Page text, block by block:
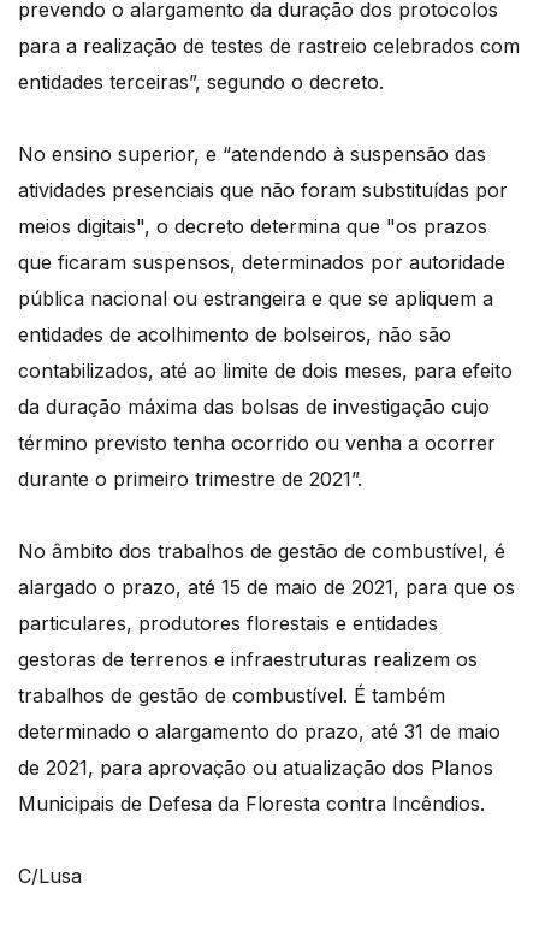
prevendo o alargamento da duração dos protocolos
para a realização de testes de rastreio celebrados com
entidades terceiras”, segundo o decreto.
No ensino superior, e “atendendo à suspensão das
atividades presenciais que não foram substituídas por
meios digitais", o decreto determina que "os prazos
que ficaram suspensos, determinados por autoridade
pública nacional ou estrangeira e que se apliquem a
entidades de acolhimento de bolseiros, não são
contabilizados, até ao limite de dois meses, para efeito
da duração máxima das bolsas de investigação cujo
término previsto tenha ocorrido ou venha a ocorrer
durante o primeiro trimestre de 2021”.
No âmbito dos trabalhos de gestão de combustível, é
alargado o prazo, até 15 de maio de 2021, para que os
particulares, produtores florestais e entidades
gestoras de terrenos e infraestruturas realizem os
trabalhos de gestão de combustível. É também
determinado o alargamento do prazo, até 31 de maio
de 2021, para aprovação ou atualização dos Planos
Municipais de Defesa da Floresta contra Incêndios.
C/Lusa